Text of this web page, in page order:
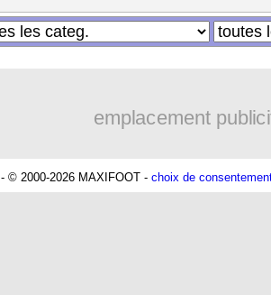
emplacement
- © 2000-2026 MAXIFOOT - choix de